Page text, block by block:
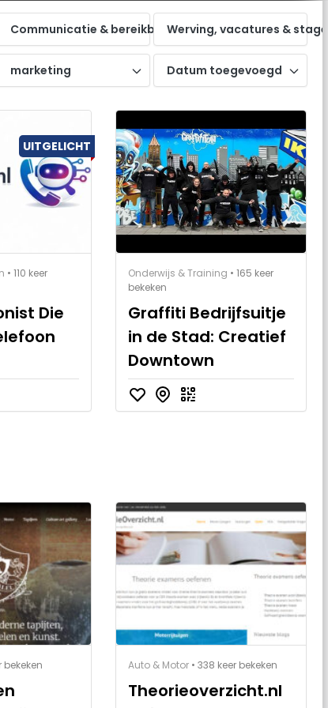
zichtbaarheid
Communicatie & bereikbaarheidWerving, vacatures & stages
marketing Datum toegevoegd
UITGELICHT
• 110 keer
Die
Onderwijs & Training • 165 keer
bekeken
Graffiti Bedrijfsuitje
in de Stad: Creatief
Downtown
bekeken Auto & Motor • 338 keer bekeken
Theorieoverzicht.nl